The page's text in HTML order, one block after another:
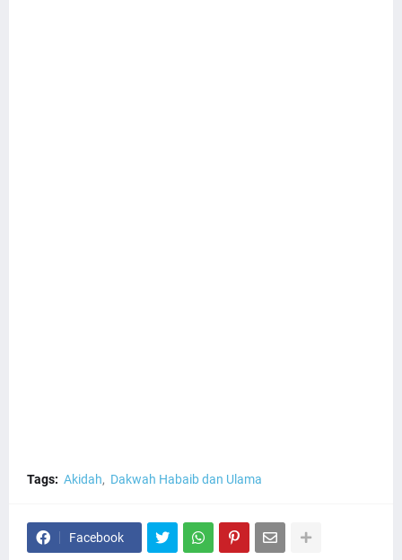
Tags: Akidah Dakwah Habaib dan Ulama
Facebook